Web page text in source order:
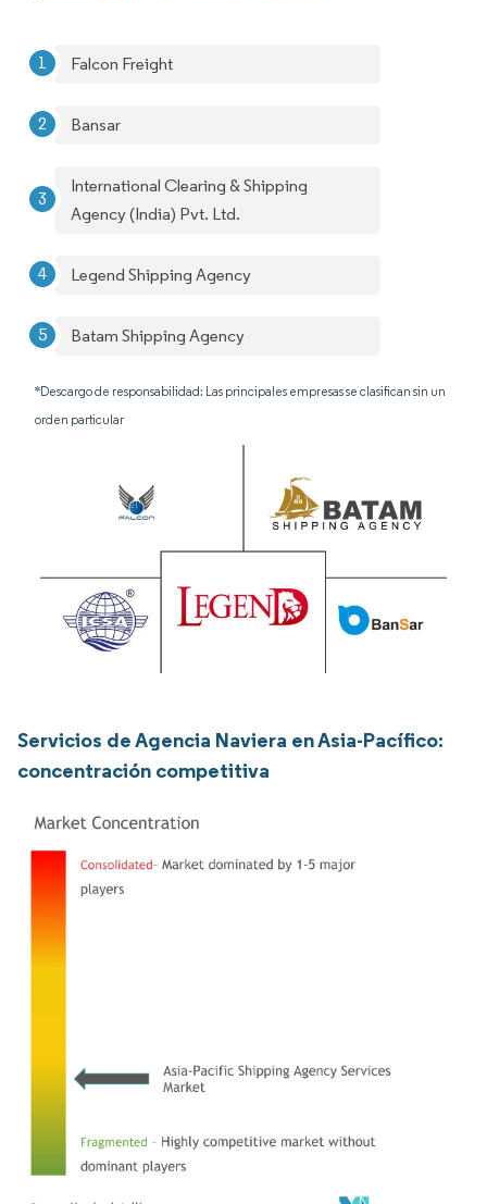
Falcon Freight
Bansar
International Clearing & Shipping
Agency (India) Pvt. Ltd.
Legend Shipping Agency
Batam Shipping Agency
*Descargo de responsabilidad: Las principales empresas se clasifican sin un
orden particular
Servicios de Agencia Naviera en Asia-Pacífico:
concentración competitiva